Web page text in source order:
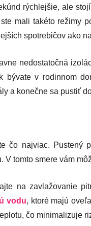
rýchlejšie, ale
mali takéto režimy
spotrebičov ako
nedostatočná
bývate v rodinnom
a konečne sa pustiť
čo najviac. Pustený
V tomto smere vám
na zavlažovanie
vodu, ktoré majú
čo minimalizuje